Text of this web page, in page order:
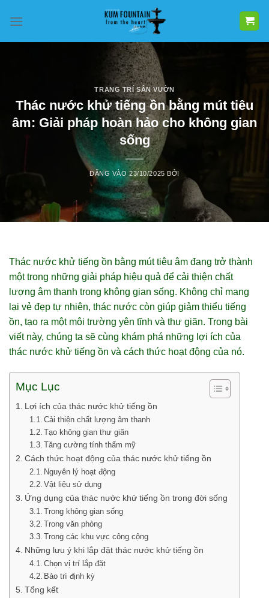
qua
TRANG TRÍ SÂN VƯỜN
Thác nước khử tiếng ồn bằng mút tiêu
âm: Giải pháp hoàn hảo cho không gian
sống
ĐĂNG VÀO23/10/2025 BỞI
Thác nước khử tiếng ồn bằng mút tiêu âm đang trở thành
một trong những giải pháp hiệu quả để cải thiện chất
lượng âm thanh trong không gian sống. Không chỉ mang
lại vẻ đẹp tự nhiên, thác nước còn giúp giảm thiểu tiếng
ồn, tạo ra một môi trường yên tĩnh và thư giãn. Trong bài
viết này, chúng ta sẽ cùng khám phá những lợi ích của
thác nước khử tiếng ồn và cách thức hoạt động của nó.
Mục Lục
Lợi ích của thác nước khử tiếng ồn
Cải thiện chất lượng âm thanh
Tạo không gian thư giãn
Tăng cường tính thẩm mỹ
Cách thức hoạt động của thác nước khử tiếng ồn
Nguyên lý hoạt động
Vật liệu sử dụng
Ứng dụng của thác nước khử tiếng ồn trong đời sống
Trong không gian sống
Trong văn phòng
Trong các khu vực công cộng
Những lưu ý khi lắp đặt thác nước khử tiếng ồn
Chọn vị trí lắp đặt
Bảo trì định kỳ
Tổng kết